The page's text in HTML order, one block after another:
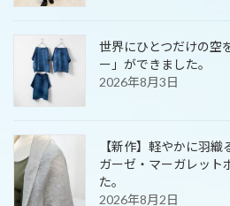
世界にひとつだけの空
ー」ができました。
2026年8月3日
【新作】軽やかに羽
ガーゼ・マーガレット
た。
2026年8月2日